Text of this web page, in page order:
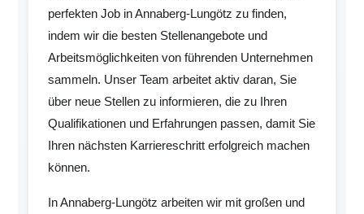
perfekten Job in Annaberg-Lungötz zu finden,
indem wir die besten Stellenangebote und
Arbeitsmöglichkeiten von führenden Unternehmen
sammeln. Unser Team arbeitet aktiv daran, Sie
über neue Stellen zu informieren, die zu Ihren
Qualifikationen und Erfahrungen passen, damit Sie
Ihren nächsten Karriereschritt erfolgreich machen
können.
In Annaberg-Lungötz arbeiten wir mit großen und